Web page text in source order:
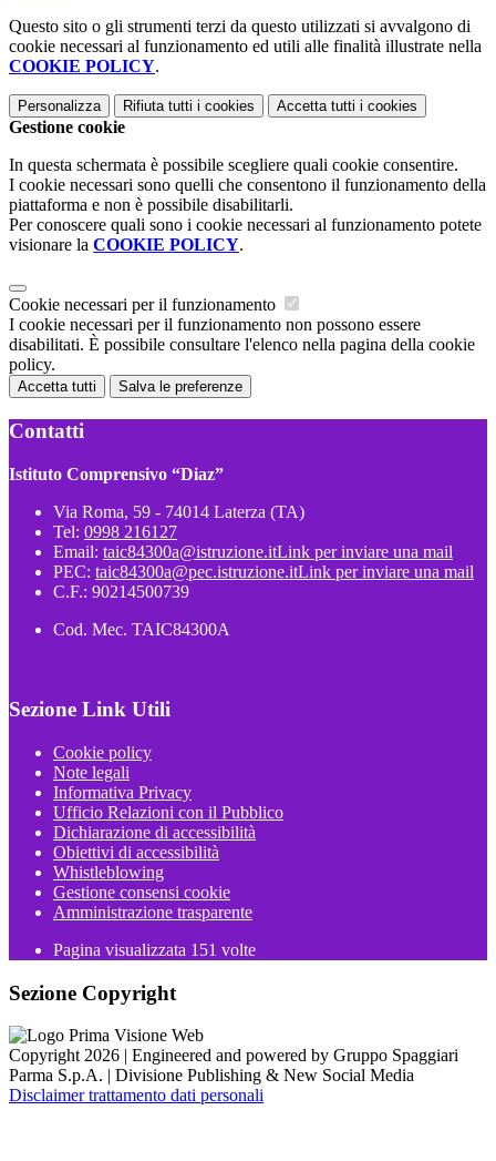
Questo sito o gli strumenti terzi da questo utilizzati si avvalgono di
cookie necessari al funzionamento ed utili alle finalità illustrate nella
COOKIE POLICY.
Personalizza Rifiuta tutti i cookies Accetta tutti i cookies
Gestione cookie
In questa schermata è possibile scegliere quali cookie consentire.
I cookie necessari sono quelli che consentono il funzionamento della
piattaforma e non è possibile disabilitarli.
Per conoscere quali sono i cookie necessari al funzionamento potete
visionare la COOKIE POLICY.
Cookie necessari per il funzionamento
I cookie necessari per il funzionamento non possono essere
disabilitati. È possibile consultare l'elenco nella pagina della cookie
policy.
Accetta tutti Salva le preferenze
Contatti
Istituto Comprensivo “Diaz”
Via Roma, 59 - 74014 Laterza (TA)
Tel: 0998 216127
Email: taic84300a@istruzione.itLink per inviare una mail
PEC: taic84300a@pec.istruzione.itLink per inviare una mail
C.F.: 90214500739
Cod. Mec. TAIC84300A
Sezione Link Utili
Cookie policy
Note legali
Informativa Privacy
Ufficio Relazioni con il Pubblico
Dichiarazione di accessibilità
Obiettivi di accessibilità
Whistleblowing
Gestione consensi cookie
Amministrazione trasparente
Pagina visualizzata 151 volte
Sezione Copyright
Copyright 2026 | Engineered and powered by Gruppo Spaggiari
Parma S.p.A. | Divisione Publishing & New Social Media
Disclaimer trattamento dati personali